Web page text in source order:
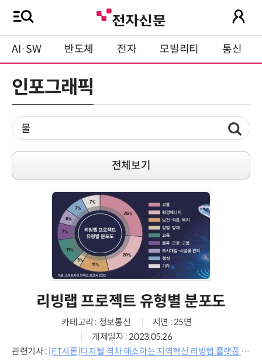
AI·SW 반도체 전자 모빌리티 통신
인포그래픽
전체보기
리빙랩 프로젝트 유형별 분포도
카테고리 : 정보통신
지면 : 25면
개제일자 : 2023.05.26
관련기사 : [ET시론]디지털 격차 해소하는 지역혁신 리빙랩 플랫폼 조성 필요하다